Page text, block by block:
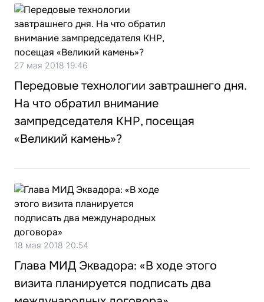
27 мая 2018 19:46
Передовые технологии завтрашнего дня.
На что обратил внимание
зампредседателя КНР, посещая
«Великий камень»?
18 мая 2018 20:54
Глава МИД Эквадора: «В ходе этого
визита планируется подписать два